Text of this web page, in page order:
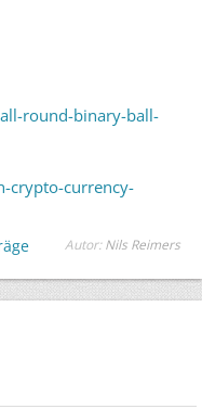
round-binary-ball-
crypto-currency-
Autor:Nils Reimers